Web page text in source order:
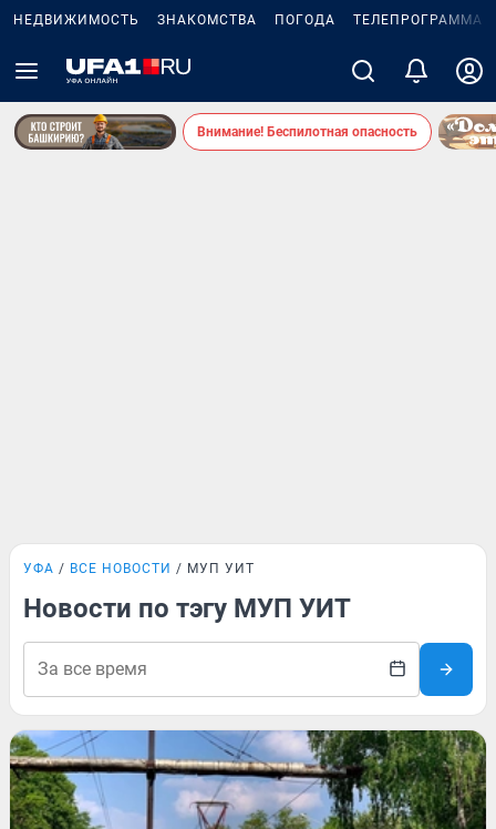
НЕДВИЖИМОСТЬ ЗНАКОМСТВА ПОГОДА ТЕЛЕПРОГРАММА
Внимание! Беспилотная опасность
УФА ВСЕ НОВОСТИ МУП УИТ
Новости по тэгу МУП УИТ